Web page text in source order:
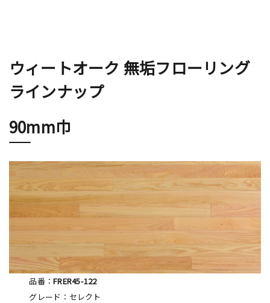
ウィートオーク 無垢フローリング
ラインナップ
90mm巾
品番：FRER45-122
グレード：セレクト